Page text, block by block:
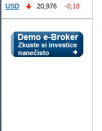
USD
20,976 -0,18